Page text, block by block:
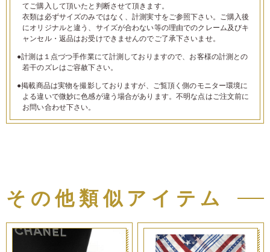
てご購入して頂いたと判断させて頂きます。
衣類は必ずサイズのみではなく、計測実寸をご参照下さい。ご購入後
にオリジナルと違う、サイズが合わない等の理由でのクレーム及びキ
ャンセル・返品はお受けできませんのでご了承下さいませ。
●計測は１点づつ手作業にて計測しておりますので、お客様の計測との
若干のズレはご容赦下さい。
●掲載商品は実物を撮影しておりますが、ご覧頂く側のモニター環境に
よる違いで微妙に色感が違う場合があります。不明な点はご注文前に
お問い合わせ下さい。
その他類似アイテム